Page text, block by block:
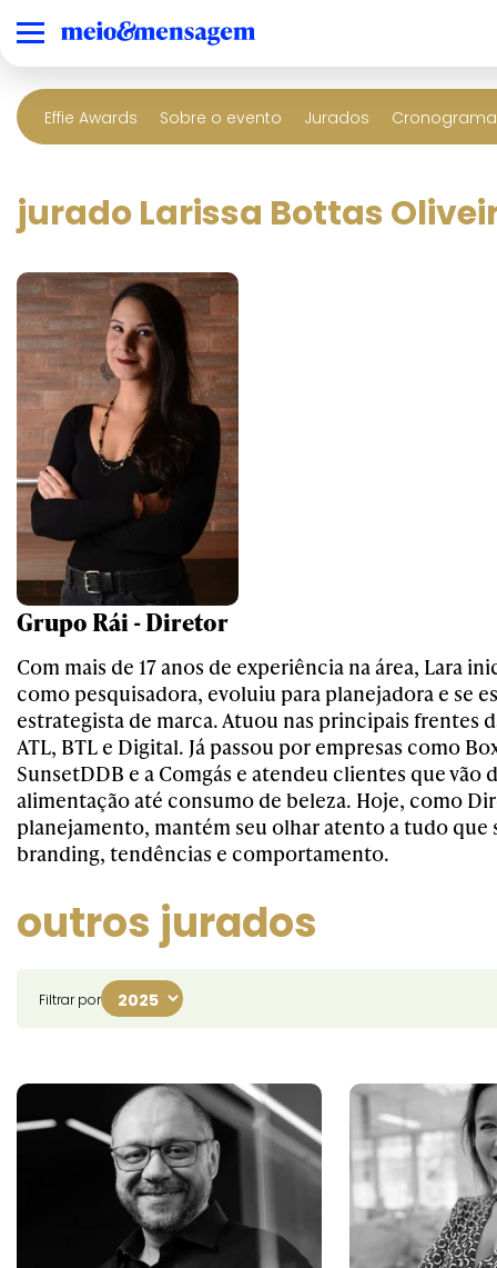
Effie Awards Sobre o evento Jurados
jurado Larissa Bottas
Grupo Rái - Diretor
Com mais de 17 anos de experiência na área, Lara
como pesquisadora, evoluiu para planejadora e se
estrategista de marca. Atuou nas principais frentes
ATL, BTL e Digital. Já passou por empresas como
SunsetDDB e a Comgás e atendeu clientes que vão
alimentação até consumo de beleza. Hoje, como
planejamento, mantém seu olhar atento a tudo que
branding, tendências e comportamento.
outros jurados
Filtrar por